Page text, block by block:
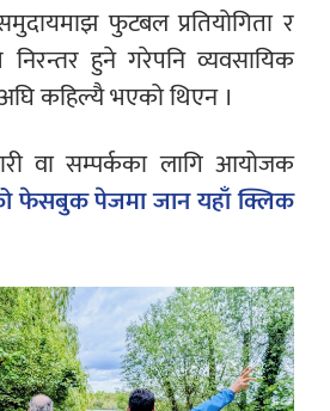
फुटबल प्रतियोगिता र
हुने गरेपनि व्यवसायिक
कहिल्यै भएको थिएन ।
वा सम्पर्कका लागि आयोजक
फेसबुक पेजमा जान यहाँ क्लिक